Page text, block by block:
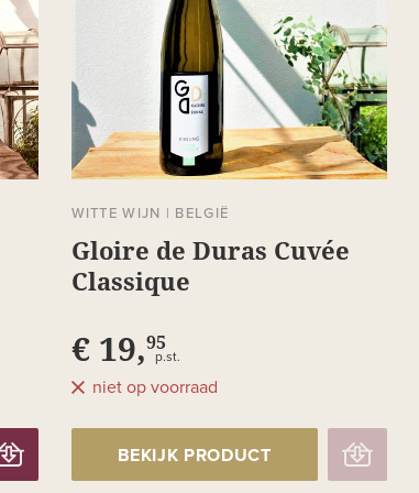
WITTE WIJN | BELGIË
Gloire de Duras Cuvée
Classique
€ 19,95
p.st.
niet op voorraad
BEKIJK PRODUCT